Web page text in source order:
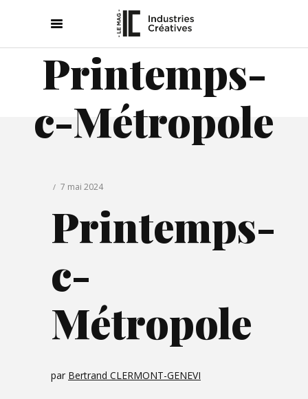
Printemps-
c-Métropole
7 mai 2024
Printemps-
c-
Métropole
par Bertrand CLERMONT-GENEVI